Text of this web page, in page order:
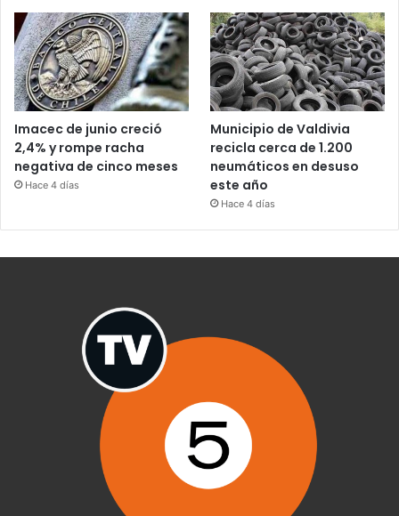
Imacec de junio creció
2,4% y rompe racha
negativa de cinco meses
Hace 4 días
Municipio de Valdivia
recicla cerca de 1.200
neumáticos en desuso
este año
Hace 4 días